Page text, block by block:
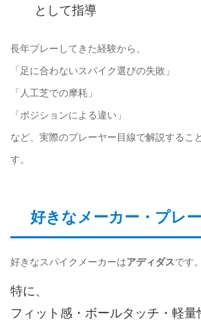
として指導
長年プレーしてきた経験から、
「足に合わないスパイク選びの失敗」
「人工芝での摩耗」
「ポジションによる違い」
など、実際のプレーヤー目線で解説するこ
す。
好きなメーカー・プレ
好きなスパイクメーカーはアディダスです。
特に、
フィット感・ボールタッチ・軽